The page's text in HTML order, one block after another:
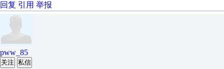
回复 引用 举报
pww_85
关注 私信